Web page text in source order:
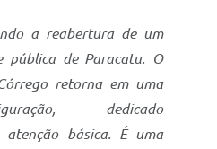
a reabertura de um
pública de Paracatu. O
retorna em uma
dedicado
atenção básica. É uma